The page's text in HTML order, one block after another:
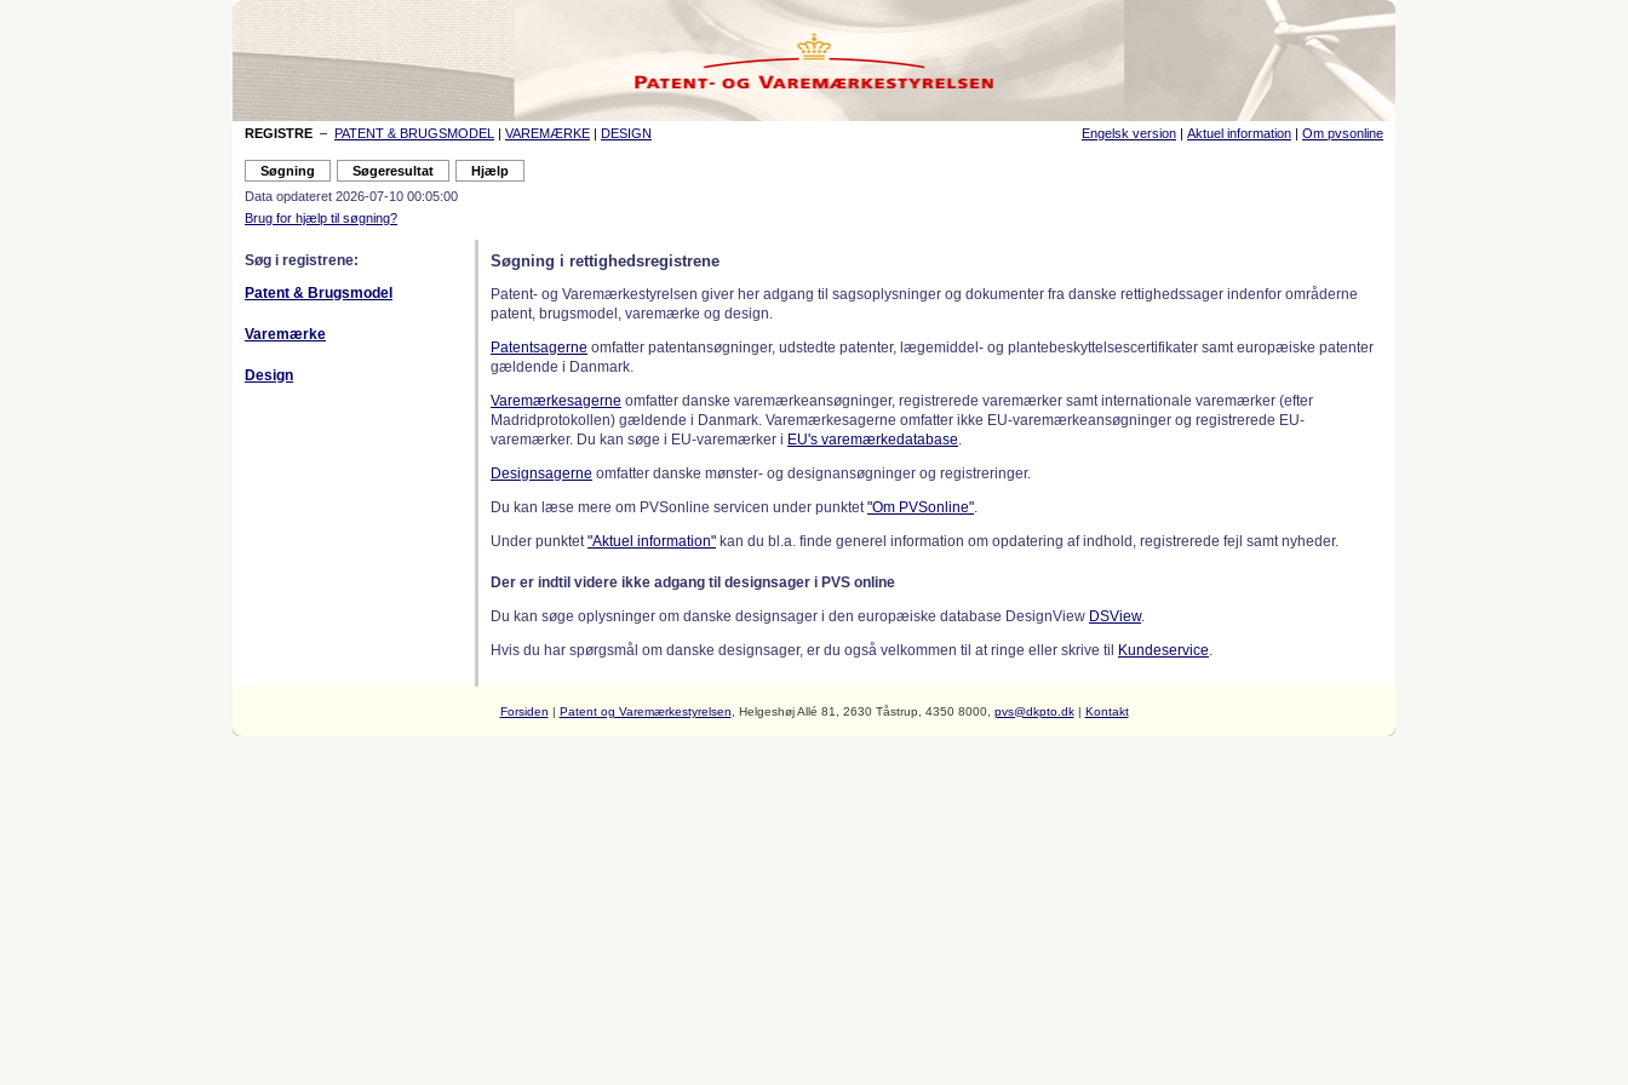
REGISTRE – PATENT & BRUGSMODEL | VAREMÆRKE | DESIGN Engelsk version | Aktuel information | Om pvsonline
Data opdateret 2026-07-10 00:05:00
Brug for hjælp til søgning?
Søg i registrene:
Patent & Brugsmodel
Varemærke
Design
Søgning i rettighedsregistrene
Patent- og Varemærkestyrelsen giver her adgang til sagsoplysninger og dokumenter fra danske rettighedssager indenfor områderne
patent, brugsmodel, varemærke og design.
Patentsagerne omfatter patentansøgninger, udstedte patenter, lægemiddel- og plantebeskyttelsescertifikater samt europæiske patenter
gældende i Danmark.
Varemærkesagerne omfatter danske varemærkeansøgninger, registrerede varemærker samt internationale varemærker (efter
Madridprotokollen) gældende i Danmark. Varemærkesagerne omfatter ikke EU-varemærkeansøgninger og registrerede EU-
varemærker. Du kan søge i EU-varemærker i EU's varemærkedatabase.
Designsagerne omfatter danske mønster- og designansøgninger og registreringer.
Du kan læse mere om PVSonline servicen under punktet"Om PVSonline".
Under punktet"Aktuel information" kan du bl.a. finde generel information om opdatering af indhold, registrerede fejl samt nyheder.
Der er indtil videre ikke adgang til designsager i PVS online
Du kan søge oplysninger om danske designsager i den europæiske database DesignView DSView.
Hvis du har spørgsmål om danske designsager, er du også velkommen til at ringe eller skrive til
Kundeservice.
Forsiden | Patent og Varemærkestyrelsen , Helgeshøj Allé 81, 2630 Tåstrup, 4350 8000, pvs@dkpto.dk| Kontakt